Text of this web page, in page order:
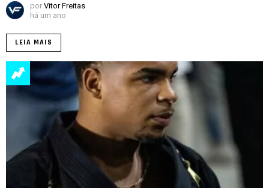
por Vitor Freitas
há um ano
LEIA MAIS